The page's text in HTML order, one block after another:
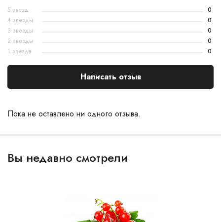
Пока не оставлено ни одного отзыва.
5 звезд
0
4 звезды
0
3 звезды
0
2 звезды
0
1 звезда
0
Написать отзыв
Вы недавно смотрели